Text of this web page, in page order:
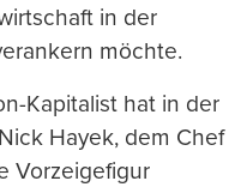
in der
möchte.
Kapitalist hat in der
Hayek, dem Chef
Vorzeigefigur